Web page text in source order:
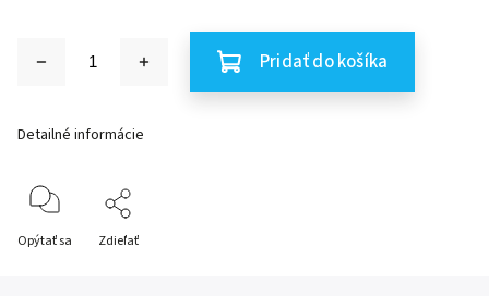
Pridať do košíka
Detailné informácie
Opýtať sa Zdieľať